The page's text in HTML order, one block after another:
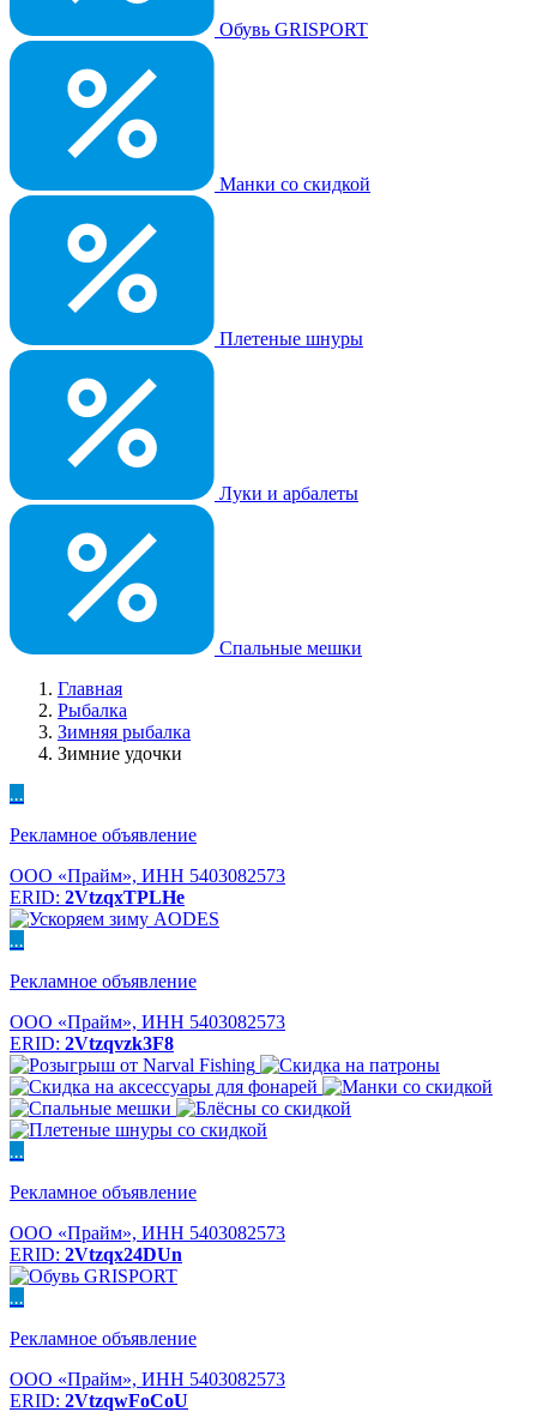
Обувь GRISPORT
Манки со скидкой
Плетеные шнуры
Луки и арбалеты
Спальные мешки
Главная
Рыбалка
Зимняя рыбалка
Зимние удочки
...
Рекламное объявление
ООО «Прайм», ИНН 5403082573
ERID: 2VtzqxTPLHe
...
Рекламное объявление
ООО «Прайм», ИНН 5403082573
ERID: 2Vtzqvzk3F8
...
Рекламное объявление
ООО «Прайм», ИНН 5403082573
ERID: 2Vtzqx24DUn
...
Рекламное объявление
ООО «Прайм», ИНН 5403082573
ERID: 2VtzqwFoCoU